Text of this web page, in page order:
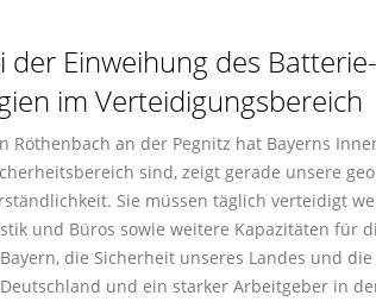
Einweihung des
im Verteidigungsbereich
an der Pegnitz hat Bayerns
sind, zeigt gerade unsere
Sie müssen täglich verteidigt
und Büros sowie weitere Kapazitäten für
die Sicherheit unseres Landes und
und ein starker Arbeitgeber in